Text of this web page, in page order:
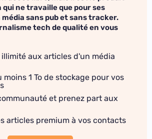
ne travaille que pour ses
sans pub et sans tracker.
tech de qualité en vous
aux articles d'un média
moins 1 To de stockage pour vos
et prenez part aux
articles premium à vos contacts